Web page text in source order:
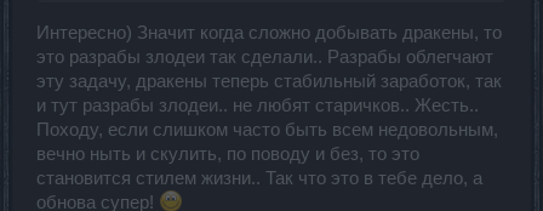
Интересно) Значит когда сложно добывать дракены, то
это разрабы злодеи так сделали.. Разрабы облегчают
эту задачу, дракены теперь стабильный заработок, так
и тут разрабы злодеи.. не любят старичков.. Жесть..
Походу, если слишком часто быть всем недовольным,
вечно ныть и скулить, по поводу и без, то это
становится стилем жизни.. Так что это в тебе дело, а
обнова супер!